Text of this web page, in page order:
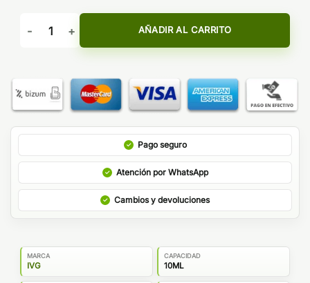
IVG Salts Unicorn Hoops 10ml cantidad
AÑADIR AL CARRITO
Pago seguro
Atención por WhatsApp
Cambios y devoluciones
MARCA
IVG
CAPACIDAD
10ML